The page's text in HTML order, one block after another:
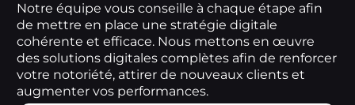
Notre équipe vous conseille à chaque étape afin
de mettre en place une stratégie digitale
cohérente et efficace. Nous mettons en œuvre
des solutions digitales complètes afin de renforcer
votre notoriété, attirer de nouveaux clients et
augmenter vos performances.